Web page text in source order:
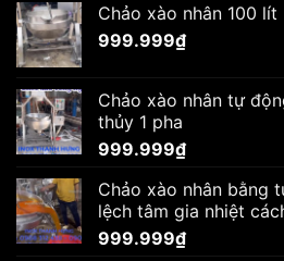
Chảo xào nhân 100 lít
999.999₫
Chảo xào nhân tự
thủy 1 pha
999.999₫
Chảo xào nhân bằng
lệch tâm gia nhiệt
999.999₫